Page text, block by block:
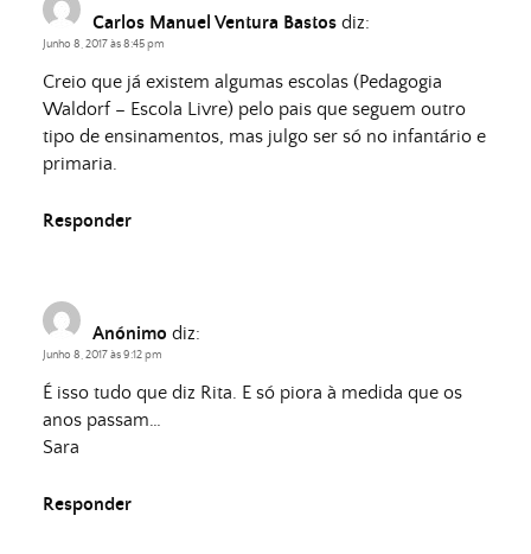
Carlos Manuel Ventura Bastos diz:
Junho 8, 2017 às 8:45 pm
Creio que já existem algumas escolas (Pedagogia
Waldorf – Escola Livre) pelo pais que seguem outro
tipo de ensinamentos, mas julgo ser só no infantário e
primaria.
Responder
Anónimo diz:
Junho 8, 2017 às 9:12 pm
É isso tudo que diz Rita. E só piora à medida que os
anos passam…
Sara
Responder